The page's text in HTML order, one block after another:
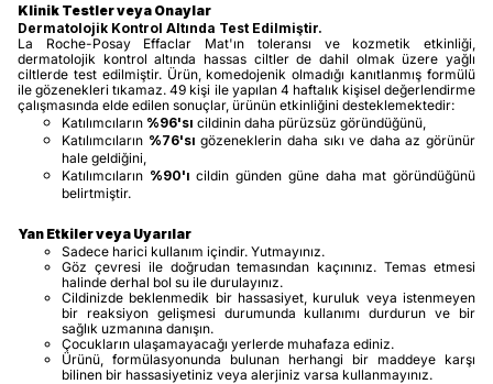
Klinik Testler veya Onaylar
Dermatolojik Kontrol Altında Test Edilmiştir.
La Roche-Posay Effaclar Mat'ın toleransı ve kozmetik etkinliği,
dermatolojik kontrol altında hassas ciltler de dahil olmak üzere yağlı
ciltlerde test edilmiştir. Ürün, komedojenik olmadığı kanıtlanmış formülü
ile gözenekleri tıkamaz. 49 kişi ile yapılan 4 haftalık kişisel değerlendirme
çalışmasında elde edilen sonuçlar, ürünün etkinliğini desteklemektedir:
Katılımcıların %96'sı cildinin daha pürüzsüz göründüğünü,
Katılımcıların %76'sı gözeneklerin daha sıkı ve daha az görünür
hale geldiğini,
Katılımcıların %90'ı cildin günden güne daha mat göründüğünü
belirtmiştir.
Yan Etkiler veya Uyarılar
Sadece harici kullanım içindir. Yutmayınız.
Göz çevresi ile doğrudan temasından kaçınınız. Temas etmesi
halinde derhal bol su ile durulayınız.
Cildinizde beklenmedik bir hassasiyet, kuruluk veya istenmeyen
bir reaksiyon gelişmesi durumunda kullanımı durdurun ve bir
sağlık uzmanına danışın.
Çocukların ulaşamayacağı yerlerde muhafaza ediniz.
Ürünü, formülasyonunda bulunan herhangi bir maddeye karşı
bilinen bir hassasiyetiniz veya alerjiniz varsa kullanmayınız.